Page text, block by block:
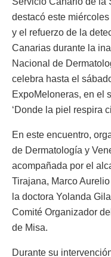
destacó este
y el refuerzo de la
Canarias durante la
Nacional de
celebra hasta el
ExpoMeloneras, en el
‘Donde la piel respira
En este encuentro,
de Dermatología y
acompañada por el
Tirajana, Marco
la doctora Yolanda
Comité Organizador
de Misa.
Durante su